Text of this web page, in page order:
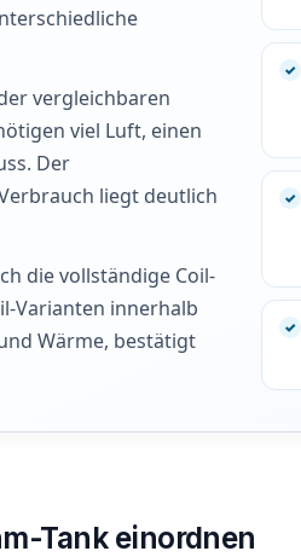
vergleichbaren
viel Luft, einen
Der
liegt deutlich
die vollständige Coil-
Varianten innerhalb
Wärme, bestätigt
Tank einordnen